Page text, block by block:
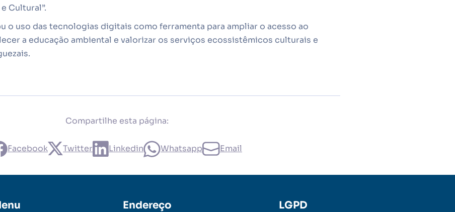
Cultural”.
o uso das tecnologias digitais como ferramenta para ampliar o acesso ao
a educação ambiental e valorizar os serviços ecossistêmicos culturais e
Compartilhe esta página:
Facebook Twitter Linkedin Whatsapp Email
Endereço LGPD